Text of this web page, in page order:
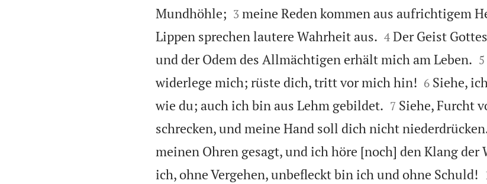
Mundhöhle;
3 meine Reden kommen aus aufrichtigem
Lippen sprechen lautere Wahrheit aus.
4 Der Geist
und der Odem des Allmächtigen erhält mich am Leben.
5
widerlege mich; rüste dich, tritt vor mich hin!
6 Siehe,
wie du; auch ich bin aus Lehm gebildet.
7 Siehe, Furcht
schrecken, und meine Hand soll dich nicht
meinen Ohren gesagt, und ich höre [noch] den Klang der
ich, ohne Vergehen, unbefleckt bin ich und ohne Schuld!